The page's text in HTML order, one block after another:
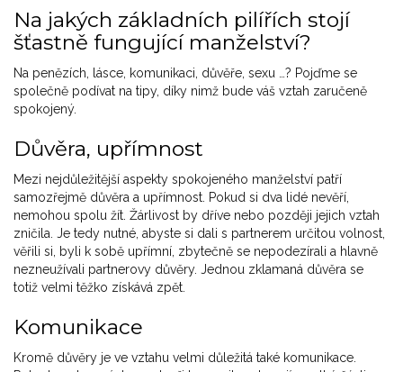
Na jakých základních pilířích stojí
šťastně fungující manželství?
Na penězích, lásce, komunikaci, důvěře, sexu …? Pojďme se
společně podívat na tipy, díky nimž bude váš vztah zaručeně
spokojený.
Důvěra, upřímnost
Mezi nejdůležitější aspekty spokojeného manželství patří
samozřejmě důvěra a upřímnost. Pokud si dva lidé nevěří,
nemohou spolu žít. Žárlivost by dříve nebo později jejich vztah
zničila. Je tedy nutné, abyste si dali s partnerem určitou volnost,
věřili si, byli k sobě upřímní, zbytečně se nepodezírali a hlavně
nezneužívali partnerovy důvěry. Jednou zklamaná důvěra se
totiž velmi těžko získává zpět.
Komunikace
Kromě důvěry je ve vztahu velmi důležitá také komunikace.